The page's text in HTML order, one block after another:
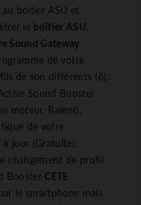
boitier ASU et
le boîtier ASU.
Sound Gateway
de votre
de son différents (6),
Sound Booster
moteur, Ralenti,
de votre
à jour (Gratuite).
changement de profil
Booster CETE
le smartphone mais